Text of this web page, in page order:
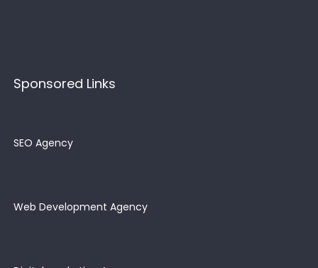
Sponsored Links
SEO Agency
Web Development Agency